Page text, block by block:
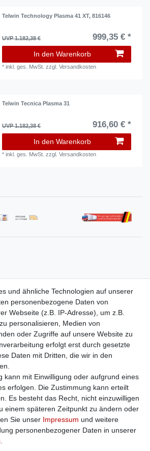
Telwin Technology Plasma 41 XT, 816146
UVP 1.182,38 € 999,35 € *
In den Warenkorb
*inkl. ges. MwSt. zzgl.Versandkosten
Telwin Tecnica Plasma 31
UVP 1.182,38 € 916,60 € *
In den Warenkorb
*inkl. ges. MwSt. zzgl.Versandkosten
und ähnliche Technologien auf unserer
personenbezogene Daten von
Webseite (z.B. IP-Adresse), um z.B.
personalisieren, Medien von
oder Zugriffe auf unsere Website zu
erfolgt erst durch gesetzte
Daten mit Dritten, die wir in den
kann mit Einwilligung oder aufgrund eines
erfolgen. Die Zustimmung kann erteilt
Es besteht das Recht, nicht einzuwilligen
einem späteren Zeitpunkt zu ändern oder
Sie unser Impressum und weitere
personenbezogener Daten in unserer